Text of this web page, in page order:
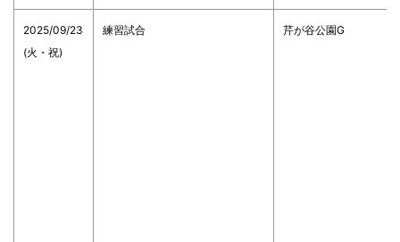
2025/09/23
(火・祝)
練習試合 芹が谷公園G